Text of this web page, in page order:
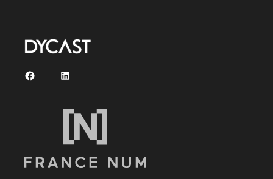
FacebookLinkedIn